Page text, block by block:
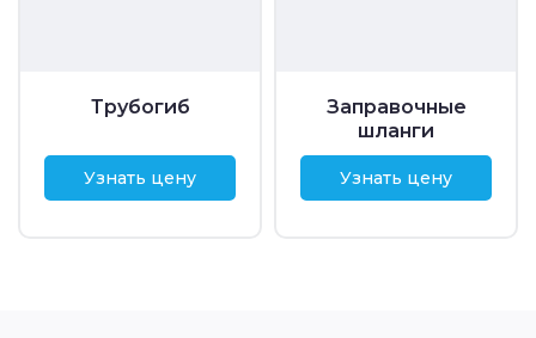
Трубогиб
Узнать цену
Заправочные
шланги
Узнать цену